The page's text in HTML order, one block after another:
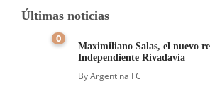
Últimas noticias
0
Maximiliano Salas, el nuevo
Independiente Rivadavia
ByArgentina FC